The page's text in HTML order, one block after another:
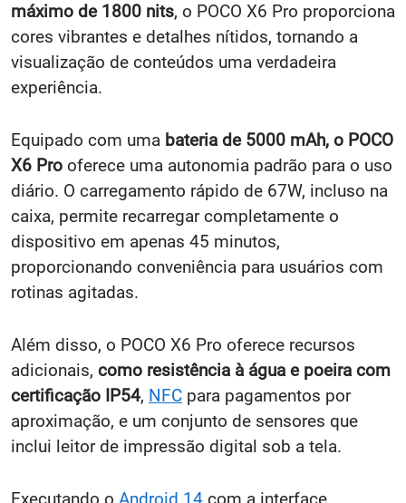
máximo de 1800 nits, o POCO X6 Pro proporciona
cores vibrantes e detalhes nítidos, tornando a
visualização de conteúdos uma verdadeira
experiência.
Equipado com uma bateria de 5000 mAh, o POCO
X6 Pro oferece uma autonomia padrão para o uso
diário. O carregamento rápido de 67W, incluso na
caixa, permite recarregar completamente o
dispositivo em apenas 45 minutos,
proporcionando conveniência para usuários com
rotinas agitadas.
Além disso, o POCO X6 Pro oferece recursos
adicionais, como resistência à água e poeira com
certificação IP54, NFC para pagamentos por
aproximação, e um conjunto de sensores que
inclui leitor de impressão digital sob a tela.
Executando o Android 14 com a interface